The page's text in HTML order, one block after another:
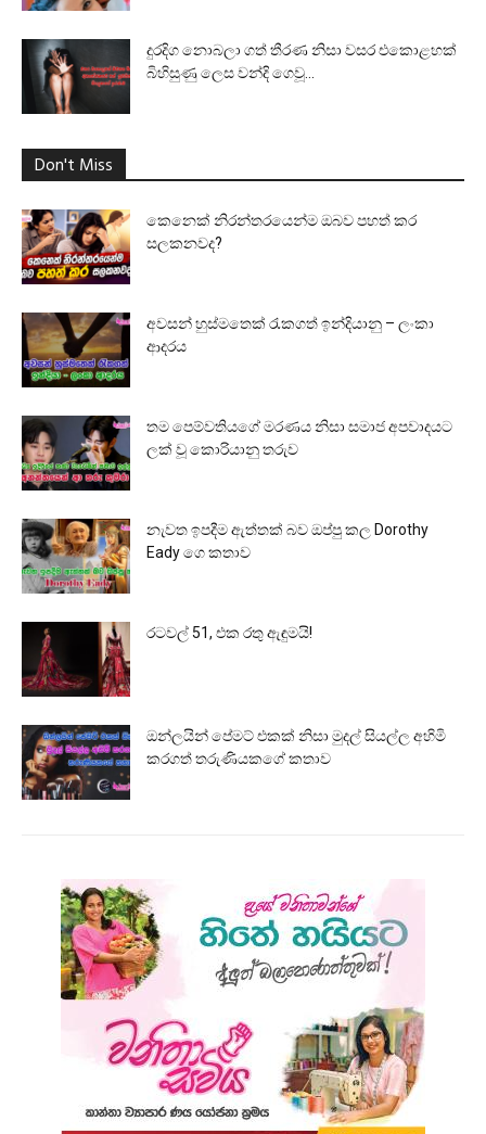
දුරදිග නොබලා ගත් තීරණ නිසා වසර එකොළහක්
බිහිසුණු ලෙස වන්දි ගෙවූ...
Don't Miss
කෙනෙක් නිරන්තරයෙන්ම ඔබව පහත් කර
සලකනවද?
අවසන් හුස්මතෙක් රැකගත් ඉන්දියානු – ලංකා
ආදරය
තම පෙම්වතියගේ මරණය නිසා සමාජ අපවාදයට
ලක් වූ කොරියානු තරුව
නැවත ඉපදීම ඇත්තක් බව ඔප්පු කල Dorothy
Eady ගෙ කතාව
රටවල් 51, එක රතු ඇඳුමයි!
ඔන්ලයින් පේමට් එකක් නිසා මුදල් සියල්ල අහිමි
කරගත් තරුණියකගේ කතාව